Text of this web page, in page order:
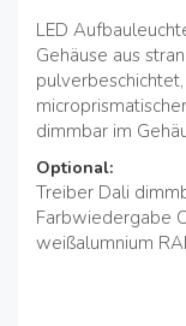
LED
Gehäuse aus
dimmbar im
Optional:
Treiber Dali
Farbwiedergabe
weißalumnium